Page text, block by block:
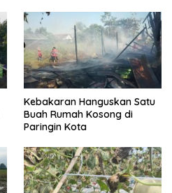
Kebakaran Hanguskan Satu
Buah Rumah Kosong di
Paringin Kota